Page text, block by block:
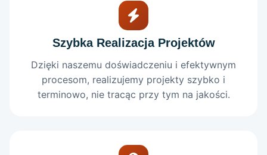
Szybka Realizacja Projektów
Dzięki naszemu doświadczeniu i efektywnym
procesom, realizujemy projekty szybko i
terminowo, nie tracąc przy tym na jakości.